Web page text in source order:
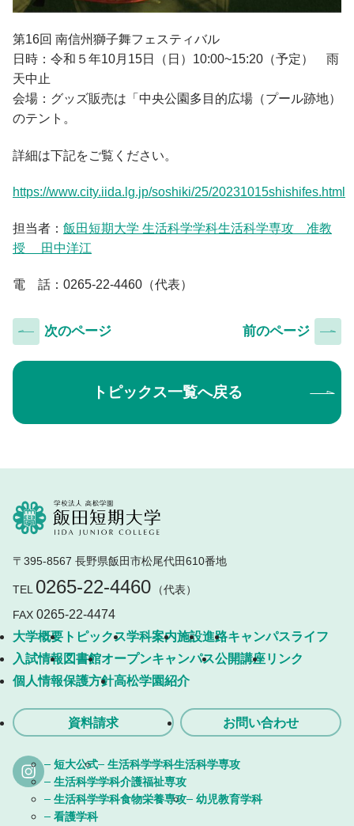
第16回 南信州獅子舞フェスティバル
日時：令和５年10月15日（日）10:00~15:20（予定） 雨
天中止
会場：グッズ販売は「中央公園多目的広場（プール跡地）
のテント。
詳細は下記をご覧ください。
https://www.city.iida.lg.jp/soshiki/25/20231015shishifes.html
担当者： 飯田短期大学 生活科学学科生活科学専攻 准教
授 田中洋江
電 話：0265-22-4460（代表）
前のページ
次のページ
トピックス一覧へ戻る
〒395-8567 長野県飯田市松尾代田610番地
TEL 0265-22-4460
（代表）
FAX 0265-22-4474
大学概要 トピックス学科案内施設進路キャンパスライフ
入試情報 図書館オープンキャンパス公開講座リンク
個人情報保護方針高松学園紹介
資料請求 お問い合わせ
短大公式
生活科学学科生活科学専攻
生活科学学科介護福祉専攻
生活科学学科食物栄養専攻
幼児教育学科
看護学科